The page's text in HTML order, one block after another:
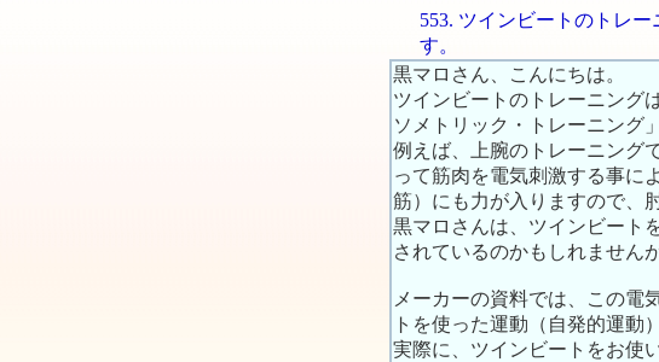
553. ツインビートのトレ
す。
黒マロさん、こんにちは。
ツインビートのトレーニング
ソメトリック・トレーニング
例えば、上腕のトレーニング
って筋肉を電気刺激する事に
筋）にも力が入りますので、
黒マロさんは、ツインビート
されているのかもしれません
メーカーの資料では、この電
トを使った運動（自発的運動
実際に、ツインビートをお使